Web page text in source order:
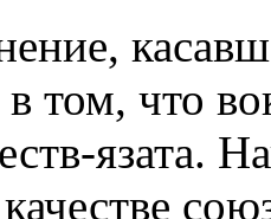
том, что
язата.